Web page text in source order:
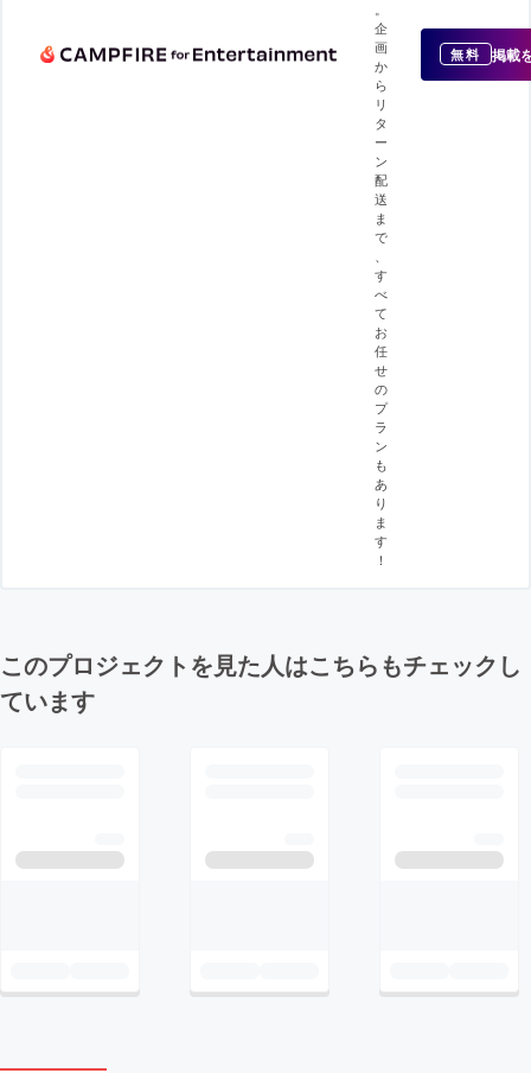
企
画
か
ら
リ
タ
ー
ン
配
送
ま
で
す
べ
て
お
任
せ
の
プ
ラ
ン
も
あ
り
ま
す
！
無料 掲載
このプロジェクトを見た人はこちらもチェックし
ています